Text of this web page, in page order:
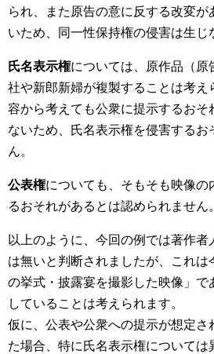
られ、また原告の意に反する改変が
いため、同一性保持権の侵害は生じ
氏名表示権については、原作品（原
社や新郎新婦が複製することは考え
容から考えても公衆に提示するおそ
ないため、氏名表示権を侵害するお
ん。
公表権についても、そもそも映像の
るおそれがあるとは認められません。
以上のように、今回の例では著作
は無いと判断されましたが、これは
の挙式・披露宴を撮影した映像」で
していることは考えられます。
仮に、公表や公衆への提示が想定さ
た場合、特に氏名表示権については